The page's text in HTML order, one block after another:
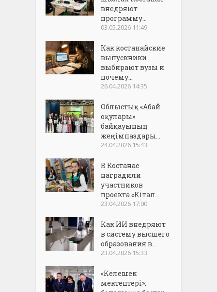
внедряют
программу...
03.05.2026 11:49
Как костанайские
выпускники
выбирают вузы и
почему...
26.04.2026 14:35
Облыстық «Абай
оқулары»
байқауының
жеңімпаздары...
24.04.2026 15:43
В Костанае
наградили
участников
проекта «Кітап...
23.04.2026 17:00
Как ИИ внедряют
в систему высшего
образования в...
23.04.2026 15:33
«Келешек
мектептері»: